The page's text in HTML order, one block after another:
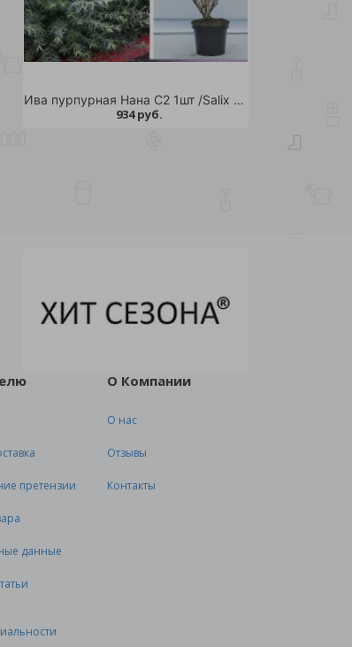
Ива пурпурная Нана С2 1шт /Salix purpurea Nana
934 руб.
претензии
данные
О Компании
О нас
Отзывы
Контакты